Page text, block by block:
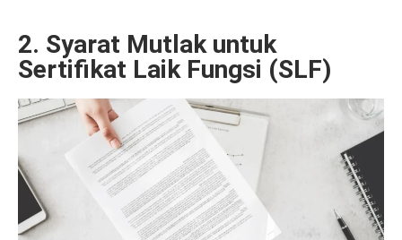
2. Syarat Mutlak untuk
Sertifikat Laik Fungsi (SLF)